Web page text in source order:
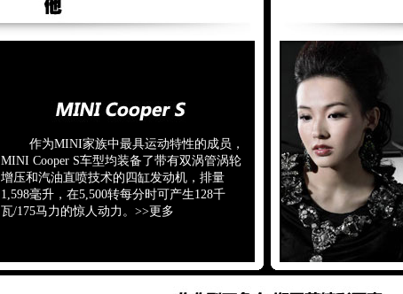
作为MINI家族中最具运动特性的成员，
MINI Cooper S车型均装备了带有双涡管涡轮
增压和汽油直喷技术的四缸发动机，排量
1,598毫升，在5,500转每分时可产生128千
瓦/175马力的惊人动力。 >>更多